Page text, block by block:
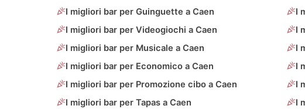
I migliori bar per Guinguette a Caen I
I migliori bar per Videogiochi a Caen
I
I migliori bar per Musicale a Caen
I
I migliori bar per Economico a Caen
I
I migliori bar per Promozione cibo a Caen
I
I migliori bar per Tapas a Caen
I